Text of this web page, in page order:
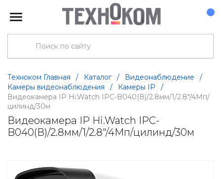
Техноком Главная / Каталог / Видеонаблюдение
/
Камеры видеонаблюдения
/ Камеры IP
/
Видеокамера IP Hi.Watch IPC-B040(В)/2.8мм/1/2.8"/4Мп/
цилинд/30м
Видеокамера IP Hi.Watch IPC-
B040(В)/2.8мм/1/2.8"/4Мп/цилинд/30м